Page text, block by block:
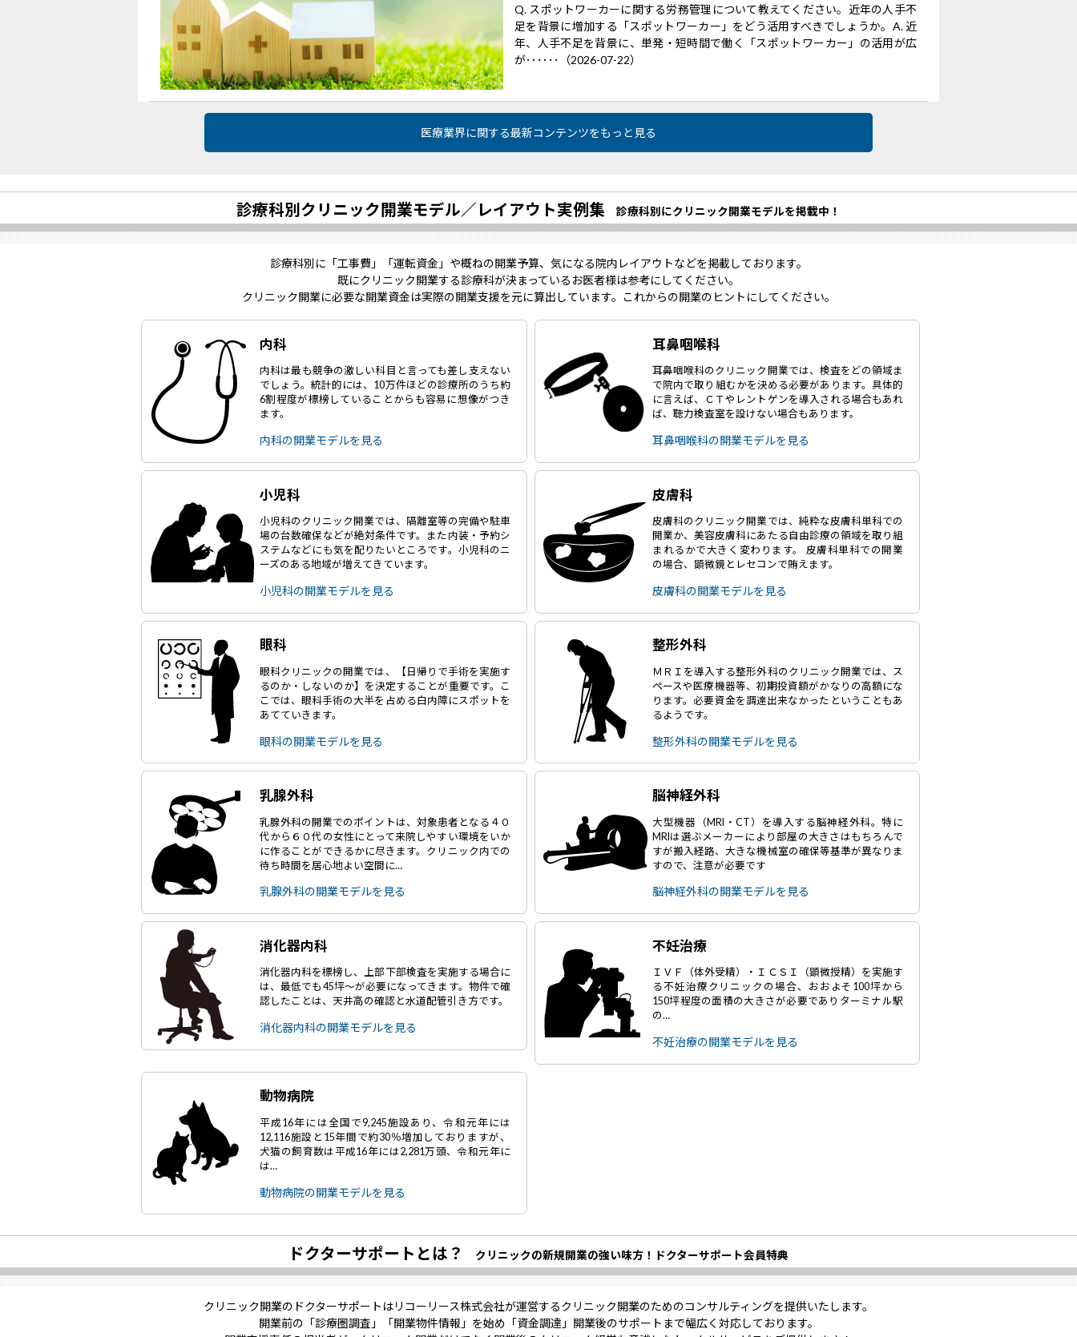
Q. スポットワーカーに関する労務管理について教えてください。近年の人手不
足を背景に増加する「スポットワーカー」をどう活用すべきでしょうか。A. 近
年、人手不足を背景に、単発・短時間で働く「スポットワーカー」の活用が広
が･･････（2026-07-22）
医療業界に関する最新コンテンツをもっと見る
診療科別クリニック開業モデル／レイアウト実例集 診療科別にクリニック開業モデルを掲載中！
診療科別に「工事費」「運転資金」や概ねの開業予算、気になる院内レイアウトなどを掲載しております。
既にクリニック開業する診療科が決まっているお医者様は参考にしてください。
クリニック開業に必要な開業資金は実際の開業支援を元に算出しています。これからの開業のヒントにしてください。
内科
内科は最も競争の激しい科目と言っても差し支えない
でしょう。統計的には、10万件ほどの診療所のうち約
6割程度が標榜していることからも容易に想像がつき
ます。
内科の開業モデルを見る
耳鼻咽喉科
耳鼻咽喉科のクリニック開業では、検査をどの領域ま
で院内で取り組むかを決める必要があります。具体的
に言えば、ＣＴやレントゲンを導入される場合もあれ
ば、聴力検査室を設けない場合もあります。
耳鼻咽喉科の開業モデルを見る
小児科
小児科のクリニック開業では、隔離室等の完備や駐車
場の台数確保などが絶対条件です。また内装・予約シ
ステムなどにも気を配りたいところです。小児科のニ
ーズのある地域が増えてきています。
小児科の開業モデルを見る
皮膚科
皮膚科のクリニック開業では、純粋な皮膚科単科での
開業か、美容皮膚科にあたる自由診療の領域を取り組
まれるかで大きく変わります。 皮膚科単科での開業
の場合、顕微鏡とレセコンで賄えます。
皮膚科の開業モデルを見る
眼科
眼科クリニックの開業では、【日帰りで手術を実施す
るのか・しないのか】を決定することが重要です。こ
こでは、眼科手術の大半を占める白内障にスポットを
あてていきます。
眼科の開業モデルを見る
整形外科
ＭＲＩを導入する整形外科のクリニック開業では、ス
ペースや医療機器等、初期投資額がかなりの高額にな
ります。必要資金を調達出来なかったということもあ
るようです。
整形外科の開業モデルを見る
乳腺外科
乳腺外科の開業でのポイントは、対象患者となる４０
代から６０代の女性にとって来院しやすい環境をいか
に作ることができるかに尽きます。クリニック内での
待ち時間を居心地よい空間に…
乳腺外科の開業モデルを見る
脳神経外科
大型機器（MRI・CT）を導入する脳神経外科。特に
MRIは選ぶメーカーにより部屋の大きさはもちろんで
すが搬入経路、大きな機械室の確保等基準が異なりま
すので、注意が必要です
脳神経外科の開業モデルを見る
消化器内科
消化器内科を標榜し、上部下部検査を実施する場合に
は、最低でも45坪～が必要になってきます。物件で確
認したことは、天井高の確認と水道配管引き方です。
消化器内科の開業モデルを見る
不妊治療
ＩＶＦ（体外受精）・ＩＣＳＩ（顕微授精）を実施す
る不妊治療クリニックの場合、おおよそ100坪から
150坪程度の面積の大きさが必要でありターミナル駅
の…
不妊治療の開業モデルを見る
動物病院
平成16年には全国で9,245施設あり、令和元年には
12,116施設と15年間で約30％増加しておりますが、
犬猫の飼育数は平成16年には2,281万頭、令和元年に
は…
動物病院の開業モデルを見る
ドクターサポートとは？ クリニックの新規開業の強い味方！ドクターサポート会員特典
クリニック開業のドクターサポートはリコーリース株式会社が運営するクリニック開業のためのコンサルティングを提供いたします。
開業前の「診療圏調査」「開業物件情報」を始め「資金調達」開業後のサポートまで幅広く対応しております。